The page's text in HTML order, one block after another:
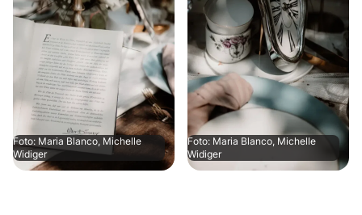
Foto: Maria Blanco, Michelle
Widiger
Foto: Maria Blanco, Michelle
Widiger